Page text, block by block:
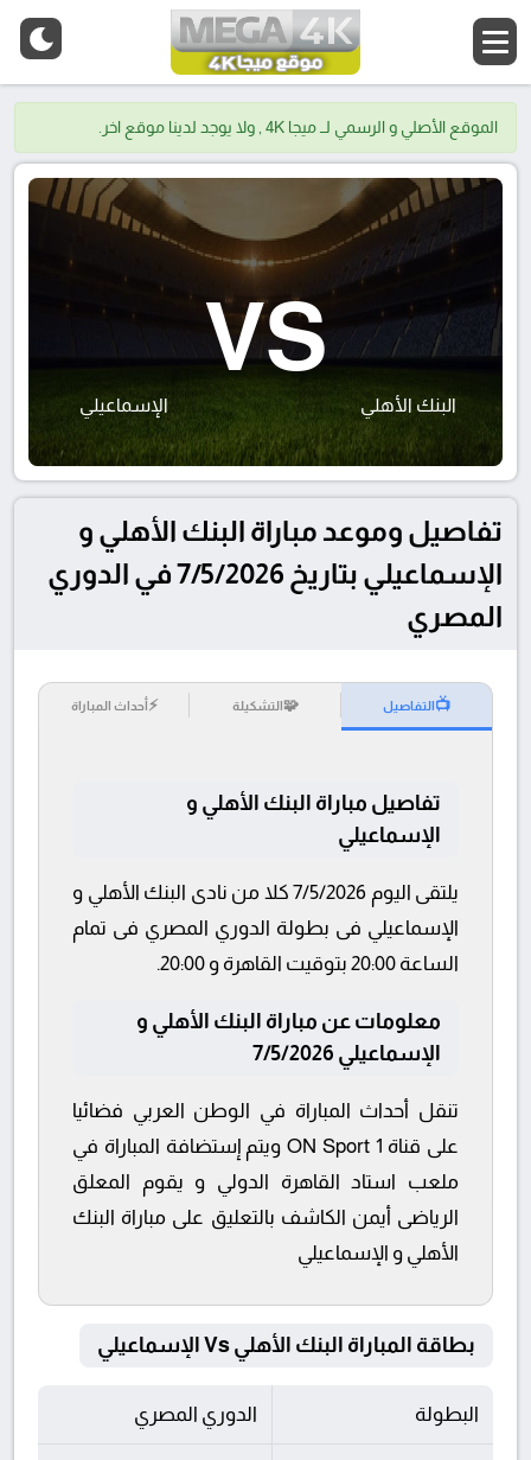
الموقع الأصلي و الرسمي لــ ميجا 4K , ولا يوجد لدينا موقع اخر.
البنك الأهلي
VS
الإسماعيلي
تفاصيل وموعد مباراة البنك الأهلي و
الإسماعيلي بتاريخ 7/5/2026 في الدوري
المصري
📺التفاصيل 🧩التشكيلة ⚡أحداث المباراة
تفاصيل مباراة البنك الأهلي و
الإسماعيلي
يلتقى اليوم 7/5/2026 كلا من نادى البنك الأهلي و
الإسماعيلي فى بطولة الدوري المصري فى تمام
الساعة 20:00 بتوقيت القاهرة و 20:00.
معلومات عن مباراة البنك الأهلي و
الإسماعيلي 7/5/2026
تنقل أحداث المباراة في الوطن العربي فضائيا
على قناة ON Sport 1 ويتم إستضافة المباراة في
ملعب استاد القاهرة الدولي و يقوم المعلق
الرياضى أيمن الكاشف بالتعليق على مباراة البنك
الأهلي و الإسماعيلي
بطاقة المباراة البنك الأهلي Vs الإسماعيلي
البطولة الدوري المصري